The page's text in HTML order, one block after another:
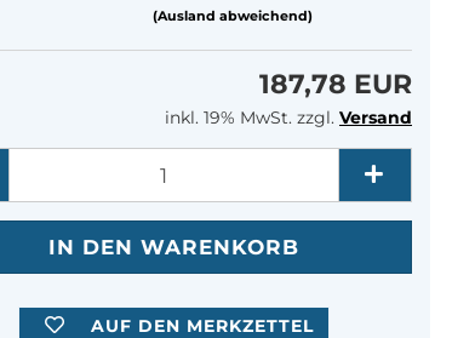
(Ausland abweichend)
187,78 EUR
inkl. 19% MwSt. zzgl. Versand
AUF DEN MERKZETTEL